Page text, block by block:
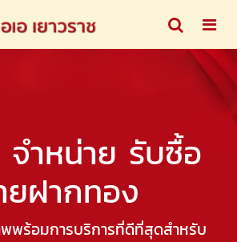
จำหน่าย รับซื้อ
ยฝากทอง
พร้อมการบริการที่ดีที่สุดสำหรับ